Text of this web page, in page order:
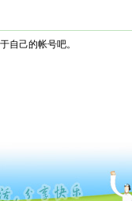
自己的帐号吧。